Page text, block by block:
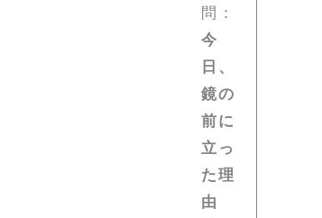
問：
今
日、
鏡の
前に
立っ
た理
由